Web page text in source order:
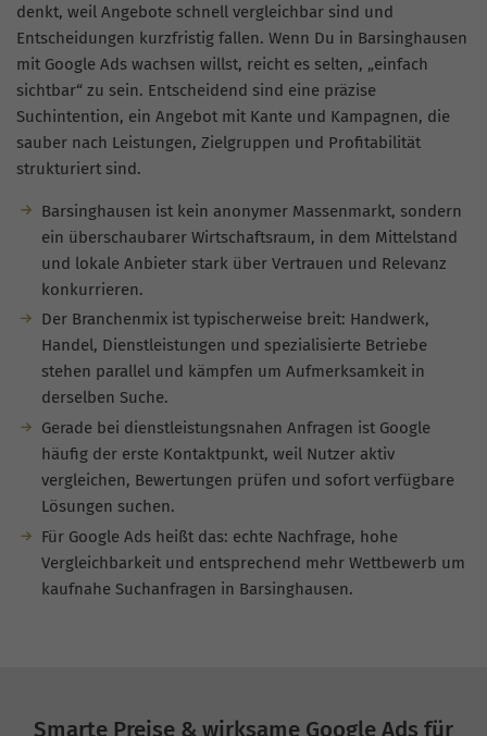
denkt, weil Angebote schnell vergleichbar sind und
Entscheidungen kurzfristig fallen. Wenn Du in Barsinghausen
mit Google Ads wachsen willst, reicht es selten, „einfach
sichtbar“ zu sein. Entscheidend sind eine präzise
Suchintention, ein Angebot mit Kante und Kampagnen, die
sauber nach Leistungen, Zielgruppen und Profitabilität
strukturiert sind.
Barsinghausen ist kein anonymer Massenmarkt, sondern
ein überschaubarer Wirtschaftsraum, in dem Mittelstand
und lokale Anbieter stark über Vertrauen und Relevanz
konkurrieren.
Der Branchenmix ist typischerweise breit: Handwerk,
Handel, Dienstleistungen und spezialisierte Betriebe
stehen parallel und kämpfen um Aufmerksamkeit in
derselben Suche.
Gerade bei dienstleistungsnahen Anfragen ist Google
häufig der erste Kontaktpunkt, weil Nutzer aktiv
vergleichen, Bewertungen prüfen und sofort verfügbare
Lösungen suchen.
Für Google Ads heißt das: echte Nachfrage, hohe
Vergleichbarkeit und entsprechend mehr Wettbewerb um
kaufnahe Suchanfragen in Barsinghausen.
Smarte Preise & wirksame Google Ads für